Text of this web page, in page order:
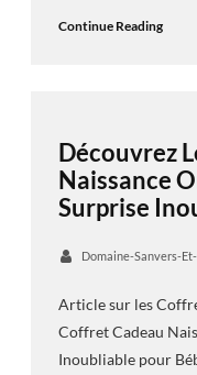
Continue Reading
Découvrez
Naissance
Surprise
Domaine-Sanvers-
Article sur les
Coffret Cadeau
Inoubliable pour